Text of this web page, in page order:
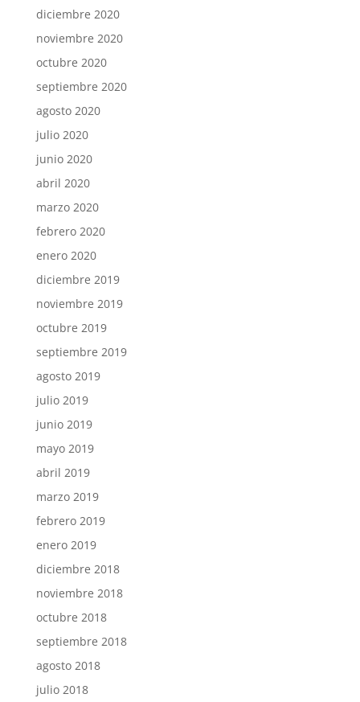
diciembre 2020
noviembre 2020
octubre 2020
septiembre 2020
agosto 2020
julio 2020
junio 2020
abril 2020
marzo 2020
febrero 2020
enero 2020
diciembre 2019
noviembre 2019
octubre 2019
septiembre 2019
agosto 2019
julio 2019
junio 2019
mayo 2019
abril 2019
marzo 2019
febrero 2019
enero 2019
diciembre 2018
noviembre 2018
octubre 2018
septiembre 2018
agosto 2018
julio 2018